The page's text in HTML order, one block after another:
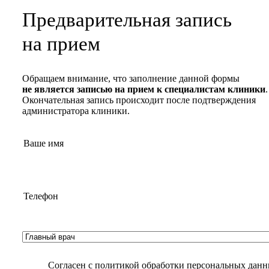
Предварительная запись
на прием
Обращаем внимание, что заполнение данной формы
не является записью на прием к специалистам клиники.
Окончательная запись происходит после подтверждения
администратора клиники.
Согласен с политикой обработки персональных